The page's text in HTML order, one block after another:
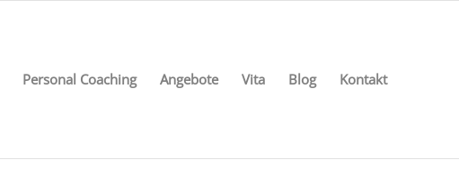
Personal Coaching Angebote Vita Blog Kontakt